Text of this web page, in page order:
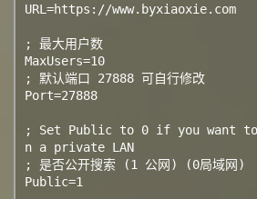
URL=https://www.byxiaoxie.com
; 最大用户数
MaxUsers=10
; 默认端口 27888 可自行修改
Port=27888
; Set Public to 0 if you want
n a private LAN
; 是否公开搜索 (1 公网) (0局域网)
Public=1